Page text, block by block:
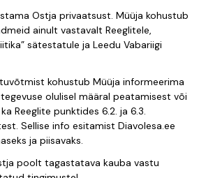
Ostja privaatsust. Müüja kohustub
ainult vastavalt Reeglitele,
sätestatule ja Leedu Vabariigi
kohustub Müüja informeerima
olulisel määral peatamisest või
Reeglite punktides 6.2. ja 6.3.
Sellise info esitamist Diavolesa.ee
eks ja piisavaks.
poolt tagastatava kauba vastu